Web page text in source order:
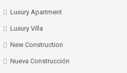
Luxury Apartment
Luxury Villa
New Construction
Nueva Construcción